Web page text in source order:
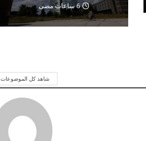
6 ساعات مضى
شاهد كل الموضوعات